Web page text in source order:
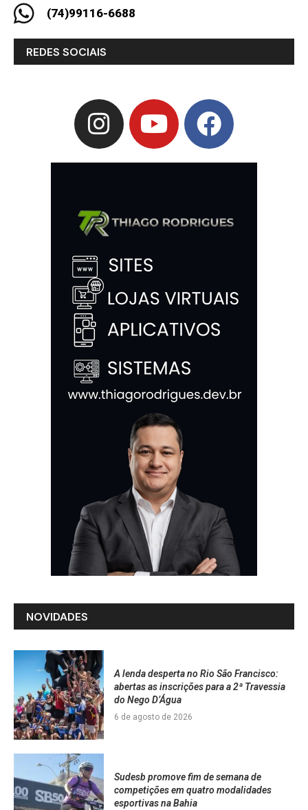
(74)99116-6688
REDES SOCIAIS
NOVIDADES
A lenda desperta no Rio São Francisco:
abertas as inscrições para a 2ª Travessia
do Nego D’Água
6 de agosto de 2026
Sudesb promove fim de semana de
competições em quatro modalidades
esportivas na Bahia